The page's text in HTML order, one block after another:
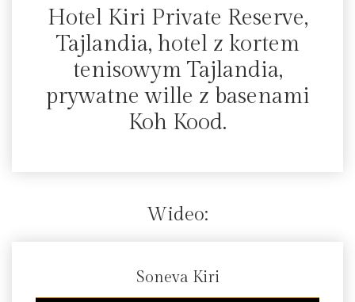
Hotel Kiri Private Reserve,
Tajlandia, hotel z kortem
tenisowym Tajlandia,
prywatne wille z basenami
Koh Kood.
Wideo:
Soneva Kiri